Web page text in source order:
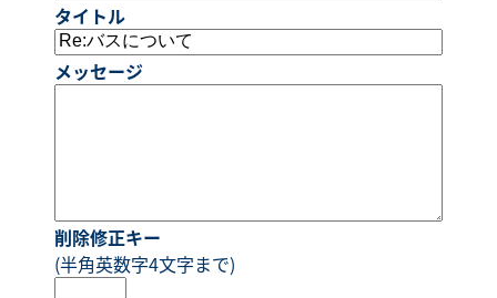
タイトル
メッセージ
削除修正キー
(半角英数字4文字まで)